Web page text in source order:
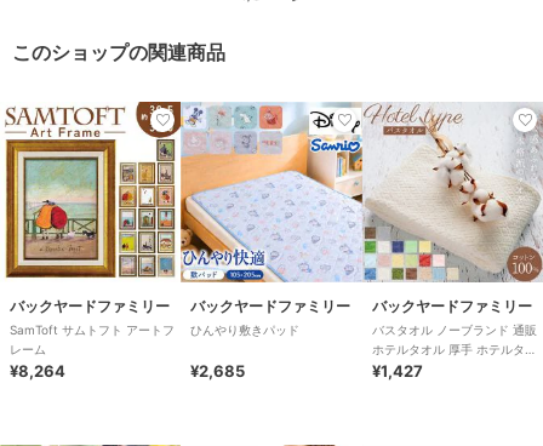
このショップの関連商品
バックヤードファミリー
SamToft サムトフト アートフ
レーム
¥8,264
バックヤードファミリー
ひんやり敷きパッド
¥2,685
バックヤードファミリー
バスタオル ノーブランド 通販
ホテルタオル 厚手 ホテルタイ
プ シンプル 無地 綿 100% コッ
¥1,427